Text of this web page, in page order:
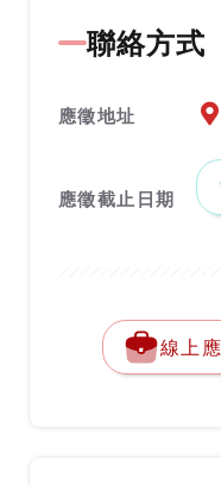
聯絡方式
應徵地址
應徵截止日期
線上